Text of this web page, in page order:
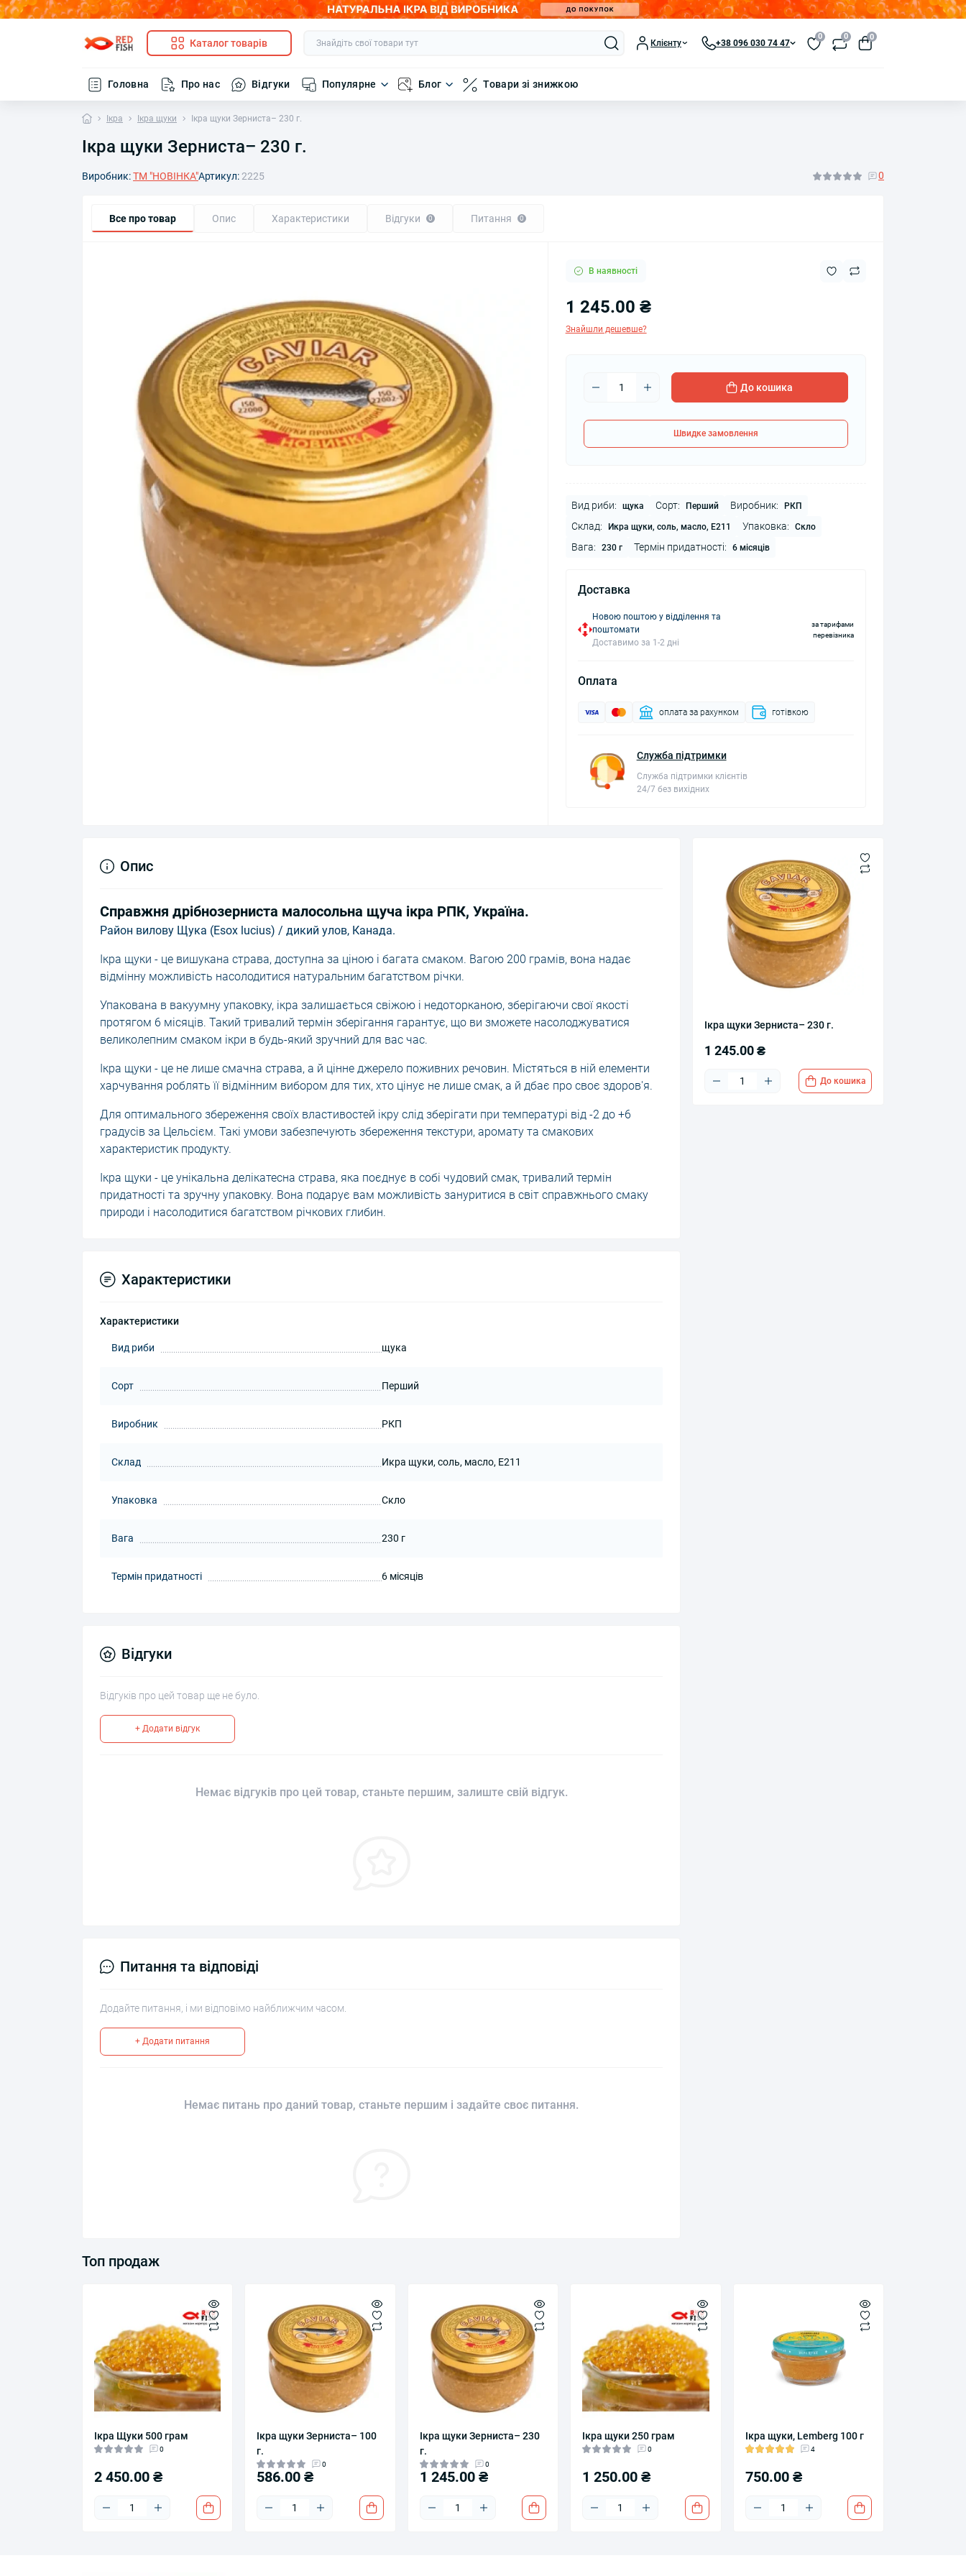
Каталог товарів Клієнту +38 096 030 74 47
0 0 0
Головна Про нас Відгуки Популярне Блог Товари зі знижкою
Ікра Ікра щуки Ікра щуки Зерниста– 230 г.
Ікра щуки Зерниста– 230 г.
Виробник:ТМ "НОВІНКА"Артикул: 2225 0
Все про товар Опис Характеристики Відгуки 0 Питання 0
В наявності
1 245.00 ₴
Знайшли дешевше?
До кошика
Швидке замовлення
Вид риби: щука Сорт: Перший Виробник: РКП
Склад: Икра щуки, соль, масло, Е211 Упаковка: Скло
Вага: 230 г Термін придатності: 6 місяців
Доставка
Новою поштою у відділення та
поштомати
Доставимо за 1-2 дні
за тарифами
перевізника
Оплата
оплата за рахунком готівкою
Служба підтримки
Служба підтримки клієнтів
24/7 без вихідних
Ікра щуки Зерниста– 230 г.
1 245.00 ₴
До кошика
Опис
Справжня дрібнозерниста малосольна щуча ікра РПК, Україна.
Район вилову Щука (Esox lucius) / дикий улов, Канада.
Ікра щуки - це вишукана страва, доступна за ціною і багата смаком. Вагою 200 грамів, вона надає
відмінну можливість насолодитися натуральним багатством річки.
Упакована в вакуумну упаковку, ікра залишається свіжою і недоторканою, зберігаючи свої якості
протягом 6 місяців. Такий тривалий термін зберігання гарантує, що ви зможете насолоджуватися
великолепним смаком ікри в будь-який зручний для вас час.
Ікра щуки - це не лише смачна страва, а й цінне джерело поживних речовин. Містяться в ній елементи
харчування роблять її відмінним вибором для тих, хто цінує не лише смак, а й дбає про своє здоров'я.
Для оптимального збереження своїх властивостей ікру слід зберігати при температурі від -2 до +6
градусів за Цельсієм. Такі умови забезпечують збереження текстури, аромату та смакових
характеристик продукту.
Ікра щуки - це унікальна делікатесна страва, яка поєднує в собі чудовий смак, тривалий термін
придатності та зручну упаковку. Вона подарує вам можливість зануритися в світ справжнього смаку
природи і насолодитися багатством річкових глибин.
Характеристики
Характеристики
Вид риби щука
Сорт Перший
Виробник РКП
Склад Икра щуки, соль, масло, Е211
Упаковка Скло
Вага 230 г
Термін придатності 6 місяців
Відгуки
Відгуків про цей товар ще не було.
+ Додати відгук
Немає відгуків про цей товар, станьте першим, залиште свій відгук.
Питання та відповіді
Додайте питання, і ми відповімо найближчим часом.
+ Додати питання
Немає питань про даний товар, станьте першим і задайте своє питання.
Топ продаж
Ікра Щуки 500 грам
0
2 450.00 ₴
Ікра щуки Зерниста– 100
г.
0
586.00 ₴
Ікра щуки Зерниста– 230
г.
0
1 245.00 ₴
Ікра щуки 250 грам
0
1 250.00 ₴
Ікра щуки, Lemberg 100 г
4
750.00 ₴